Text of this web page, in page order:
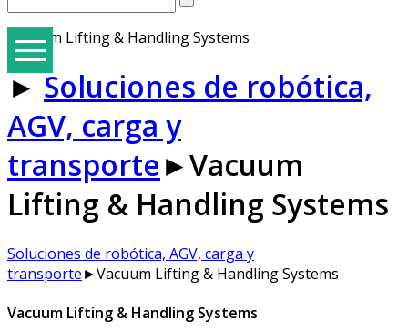
Vacuum Lifting & Handling Systems
►Soluciones de robótica,
AGV, carga y
transporte►Vacuum
Lifting & Handling Systems
Soluciones de robótica, AGV, carga y
transporte►Vacuum Lifting & Handling Systems
Vacuum Lifting & Handling Systems